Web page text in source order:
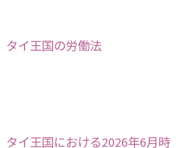
タイ王国の労働法
タイ王国における2026年6月時